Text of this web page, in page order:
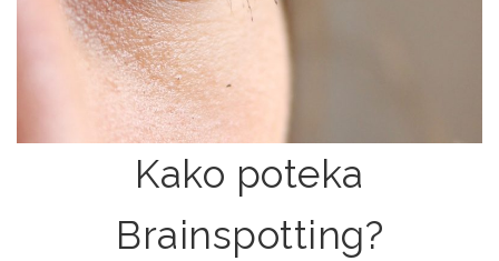
Kako poteka
Brainspotting?